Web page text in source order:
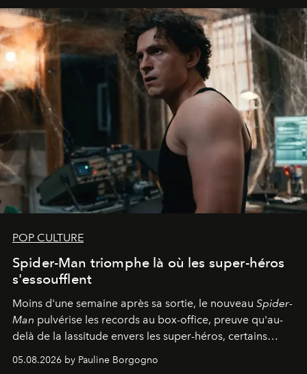
POP CULTURE
Spider-Man triomphe là où les super-héros
s'essoufflent
Moins d'une semaine après sa sortie, le nouveau Spider-
Man pulvérise les records au box-office, preuve qu'au-
delà de la lassitude envers les super-héros, certains
personnages continuent de susciter une ferveur intacte.
05.08.2026 by Pauline Borgogno